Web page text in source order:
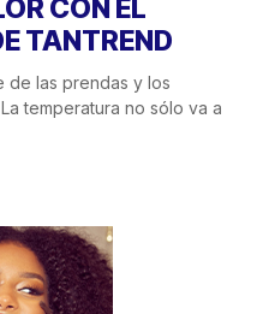
CON EL
TANTREND
de las prendas y los
temperatura no sólo va a